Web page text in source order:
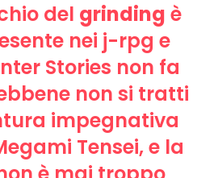
del grinding è
nei j-rpg e
Stories non fa
non si tratti
impegnativa
Tensei, e la